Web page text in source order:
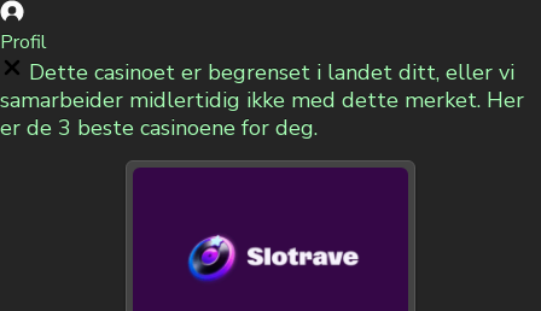
Profil
Dette casinoet er begrenset i landet ditt, eller vi
samarbeider midlertidig ikke med dette merket. Her
er de 3 beste casinoene for deg.